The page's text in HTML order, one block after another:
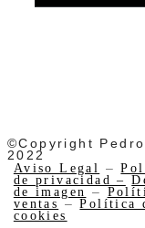
©Copyright
2022
Aviso Legal –
de privacidad –
de imagen –
ventas –Política
cookies